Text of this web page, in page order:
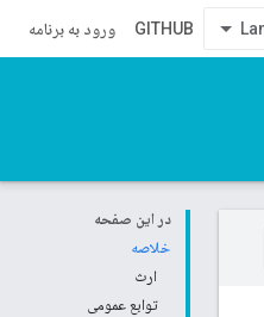
GITHUB ورود به برنامه
در این صفحه
خلاصه
ارث
توابع عمومی